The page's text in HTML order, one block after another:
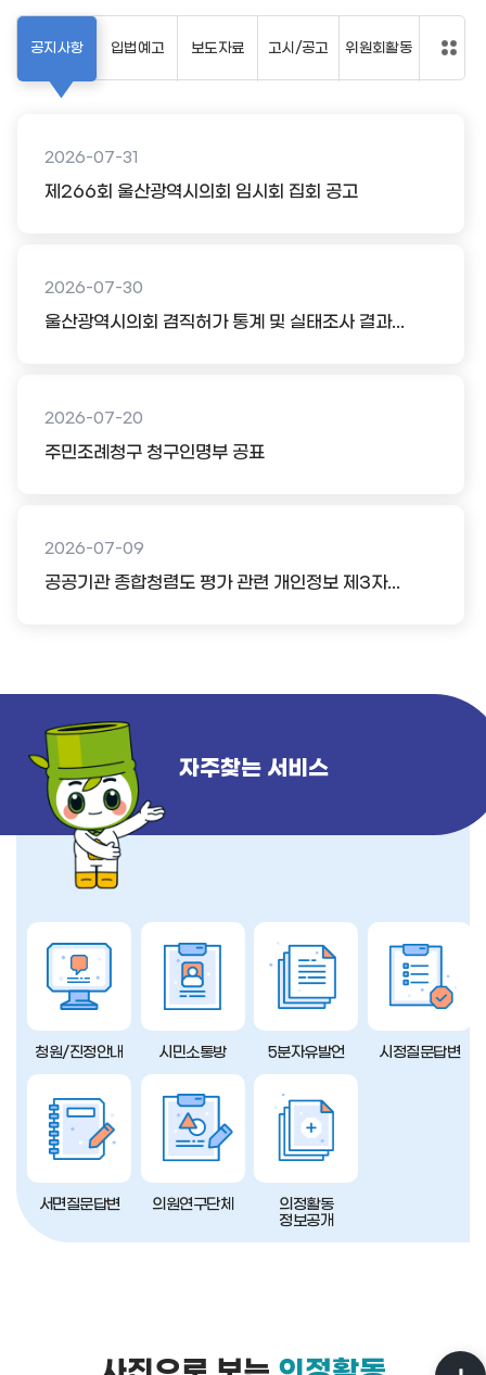
공지사항
2026-07-31
제266회 울산광역시의회 임시회 집회 공고
2026-07-30
울산광역시의회 겸직허가 통계 및 실태조사 결과...
2026-07-20
주민조례청구 청구인명부 공표
2026-07-09
공공기관 종합청렴도 평가 관련 개인정보 제3자...
입법예고 보도자료 고시/공고 위원회활동
자주찾는 서비스
청원/진정안내 시민소통방 5분자유발언 시정질문답변
서면질문답변 의원연구단체
의정활동
정보공개